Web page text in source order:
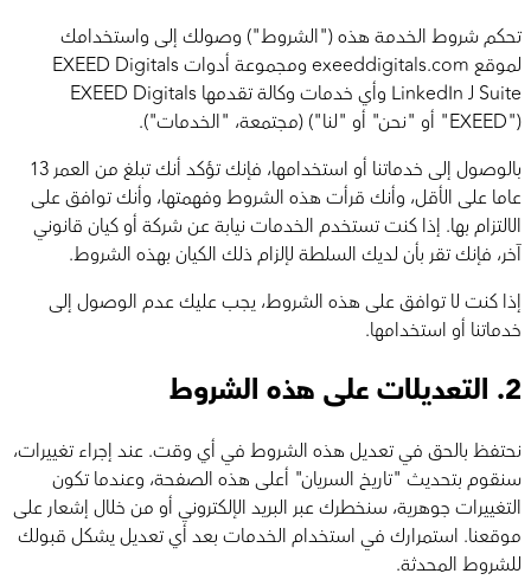
تحكم شروط الخدمة هذه ("الشروط") وصولك إلى واستخدامك
لموقع exeeddigitals.com ومجموعة أدوات EXEED Digitals
Suite لـ LinkedIn وأي خدمات وكالة تقدمها EXEED Digitals
("EXEED" أو "نحن" أو "لنا") (مجتمعة، "الخدمات").
بالوصول إلى خدماتنا أو استخدامها، فإنك تؤكد أنك تبلغ من العمر 13
عاما على الأقل، وأنك قرأت هذه الشروط وفهمتها، وأنك توافق على
الالتزام بها. إذا كنت تستخدم الخدمات نيابة عن شركة أو كيان قانوني
آخر، فإنك تقر بأن لديك السلطة لإلزام ذلك الكيان بهذه الشروط.
إذا كنت لا توافق على هذه الشروط، يجب عليك عدم الوصول إلى
خدماتنا أو استخدامها.
2. التعديلات على هذه الشروط
نحتفظ بالحق في تعديل هذه الشروط في أي وقت. عند إجراء تغييرات،
سنقوم بتحديث "تاريخ السريان" أعلى هذه الصفحة، وعندما تكون
التغييرات جوهرية، سنخطرك عبر البريد الإلكتروني أو من خلال إشعار على
موقعنا. استمرارك في استخدام الخدمات بعد أي تعديل يشكل قبولك
للشروط المحدثة.